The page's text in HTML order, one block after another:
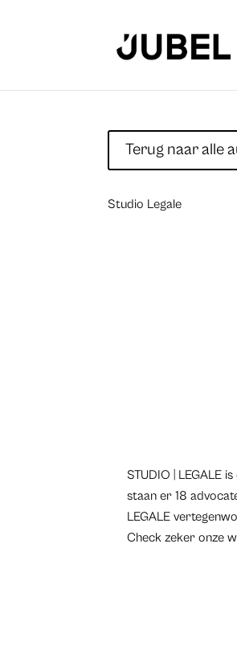
Terug naar alle
Studio Legale
STUDIO | LEGALE
staan er 18
LEGALE
Check zeker onze